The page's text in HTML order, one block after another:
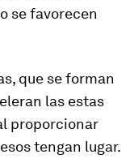
se favorecen
que se forman
las estas
proporcionar
tengan lugar.